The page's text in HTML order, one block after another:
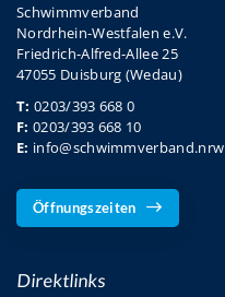
Schwimmverband
Nordrhein-Westfalen e.V.
Friedrich-Alfred-Allee 25
47055 Duisburg (Wedau)
T: 0203/393 668 0
F: 0203/393 668 10
E: info@schwimmverband.nrw
Öffnungszeiten
Direktlinks